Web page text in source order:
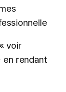
voir
en rendant